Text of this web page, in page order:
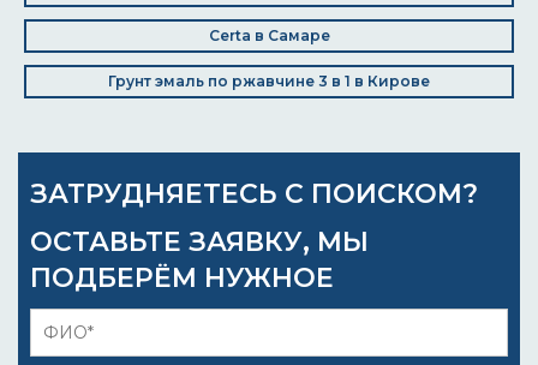
Certa в Самаре
Грунт эмаль по ржавчине 3 в 1 в Кирове
ЗАТРУДНЯЕТЕСЬ С ПОИСКОМ?
ОСТАВЬТЕ ЗАЯВКУ, МЫ
ПОДБЕРЁМ НУЖНОЕ